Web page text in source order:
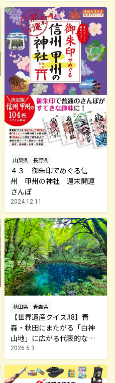
山梨県 長野県
４３ 御朱印でめぐる信
州 甲州の神社 週末開運
さんぽ
2024.12.11
秋田県 青森県
【世界遺産クイズ#8】青
森・秋田にまたがる「白神
山地」に広がる代表的な森
林は何？
2026.6.3